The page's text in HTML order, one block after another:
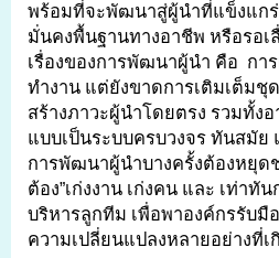
พร้อมที่จะพัฒนาสู่ผู้นำที่แข็งแกร่
มั่นคงพื้นฐานทางอาชีพ หรือรอ
เรื่องของการพัฒนาผู้นำ คือ กา
ทำงาน แต่ยังขาดการเติมเต็ม
สร้างภาวะผู้นำโดยตรง รวมทั้
แบบเป็นระบบครบวงจร ทันสมั
การพัฒนาผู้นำบางครั้งต้องหยุ
ต้อง”เก่งงาน เก่งคน และ เท่าทั
บริหารลูกทีม เพื่อพาองค์กรรับ
ความเปลี่ยนแปลงหลายอย่างที่